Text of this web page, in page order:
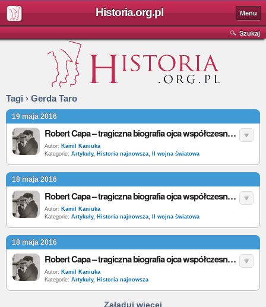
Historia.org.pl Menu
Szukaj
Tagi › Gerda Taro
19 maja 2016
Robert Capa – tragiczna biografia ojca współczesnej fotografii wojennej cz. III
Autor: Kamil Kaniuka
Kategorie: Artykuły, Historia najnowsza, II wojna światowa
18 maja 2016
Robert Capa – tragiczna biografia ojca współczesnej fotografii wojennej cz. II
Autor: Kamil Kaniuka
Kategorie: Artykuły, Historia najnowsza, II wojna światowa
18 maja 2016
Robert Capa – tragiczna biografia ojca współczesnej fotografii wojennej cz. I
Autor: Kamil Kaniuka
Kategorie: Artykuły, Historia najnowsza
Załaduj więcej